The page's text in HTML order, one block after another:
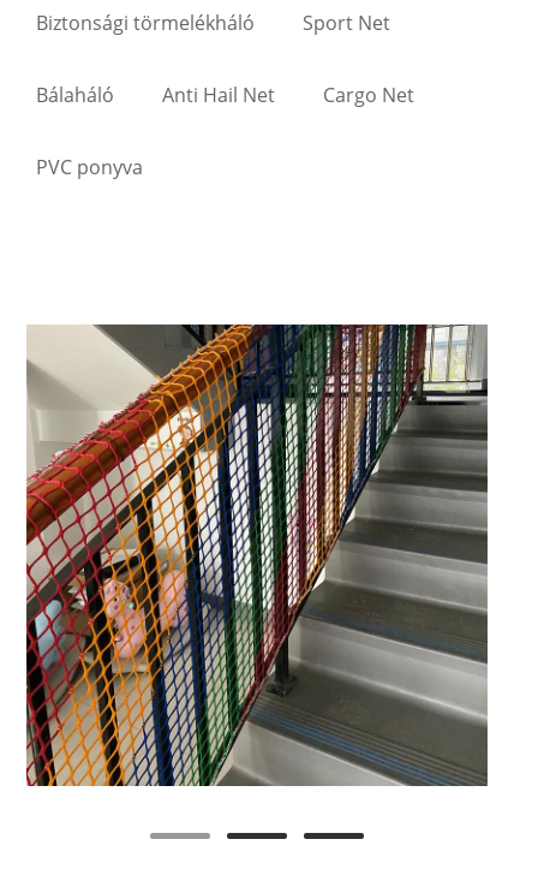
Biztonsági törmelékháló Sport Net
Bálaháló Anti Hail Net Cargo Net
PVC ponyva